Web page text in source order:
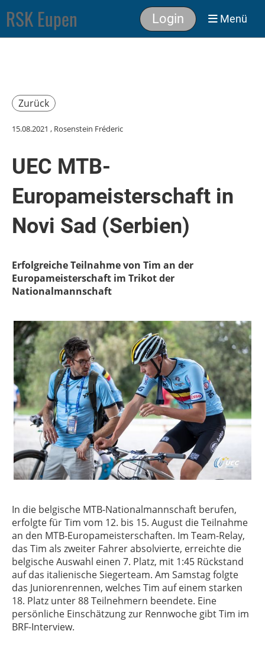
RSK Eupen Login Menü
Zurück
15.08.2021 , Rosenstein Fréderic
UEC MTB-
Europameisterschaft in
Novi Sad (Serbien)
Erfolgreiche Teilnahme von Tim an der
Europameisterschaft im Trikot der
Nationalmannschaft
In die belgische MTB-Nationalmannschaft berufen,
erfolgte für Tim vom 12. bis 15. August die Teilnahme
an den MTB-Europameisterschaften. Im Team-Relay,
das Tim als zweiter Fahrer absolvierte, erreichte die
belgische Auswahl einen 7. Platz, mit 1:45 Rückstand
auf das italienische Siegerteam. Am Samstag folgte
das Juniorenrennen, welches Tim auf einem starken
18. Platz unter 88 Teilnehmern beendete. Eine
persönliche Einschätzung zur Rennwoche gibt Tim im
BRF-Interview.